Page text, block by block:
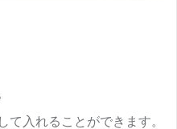
て入れることができます。